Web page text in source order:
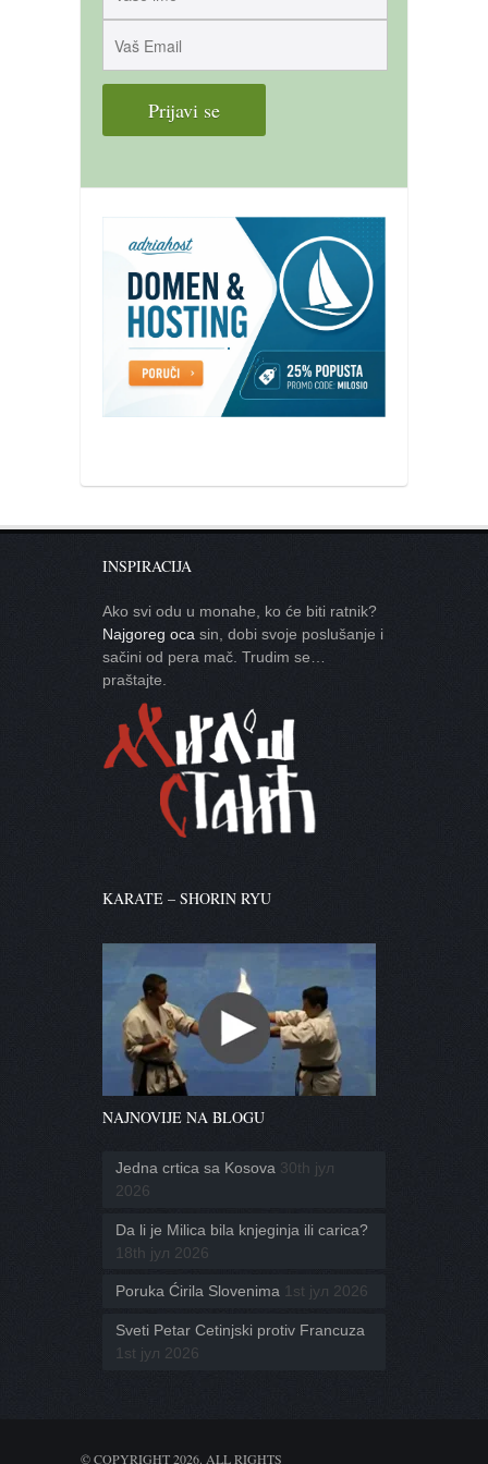
članarina
kontakt
besplatna e-knjiga
moja priča
INSPIRACIJA
Ako svi odu u monahe, ko će biti ratnik?
Najgoreg oca sin, dobi svoje poslušanje i
sačini od pera mač. Trudim se…
praštajte.
KARATE – SHORIN RYU
NAJNOVIJE NA BLOGU
Jedna crtica sa Kosova 30th јул
2026
Da li je Milica bila knjeginja ili carica?
18th јул 2026
Poruka Ćirila Slovenima 1st јул 2026
Sveti Petar Cetinjski protiv Francuza
1st јул 2026
© COPYRIGHT 2026. ALL RIGHTS